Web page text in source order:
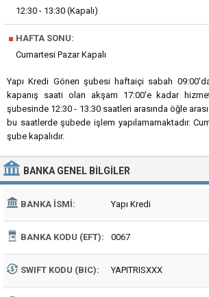
12:30 - 13:30 (Kapalı)
■ HAFTA SONU:
Cumartesi Pazar Kapalı
Yapı Kredi Gönen şubesi haftaiçi sabah
kapanış saati olan akşam 17:00'e kadar
şubesinde 12:30 - 13:30 saatleri arasında öğle
bu saatlerde şubede işlem yapılamamaktadır.
şube kapalıdır.
BANKA GENEL BILGILER
BANKA İSMI: Yapı Kredi
BANKA KODU (EFT): 0067
SWIFT KODU (BIC): YAPITRISXXX